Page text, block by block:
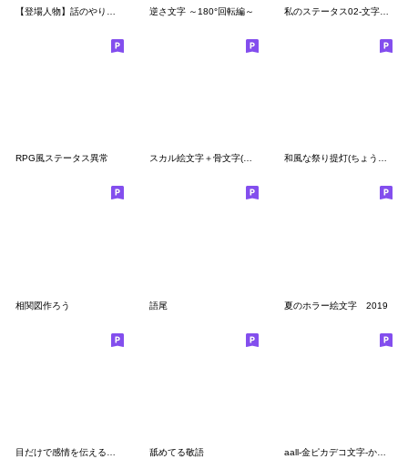
逆さ文字 ～180°回転編～ 私のステータス02‐文字遊びシリーズ
RPG風ステータス異常 スカル絵文字＋骨文字(英数字・記号)セット 和風な祭り提灯(ちょうちん)のデコ文字
相関図作ろう 語尾 夏のホラー絵文字 2019
舐めてる敬語 aall-金ピカデコ文字-かなカナ